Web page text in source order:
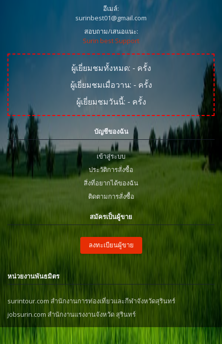
อีเมล์:
surinbest01@gmail.com
สอบถาม/เสนอแนะ:
Surin best Support
ผู้เยี่ยมชมทั้งหมด: - ครั้ง
ผู้เยี่ยมชมเมื่อวาน: - ครั้ง
ผู้เยี่ยมชมวันนี้: - ครั้ง
บัญชีของฉัน
เข้าสู่ระบบ
ประวัติการสั่งซื้อ
สิ่งที่อยากได้ของฉัน
ติดตามการสั่งซื้อ
สมัครเป็นผู้ขาย
ลงทะเบียนผู้ขาย
หน่วยงานพันธมิตร
surintour.com สำนักงานการท่องเที่ยวและกีฬาจังหวัดสุรินทร์
jobsurin.com สำนักงานแรงงานจังหวัด สุรินทร์